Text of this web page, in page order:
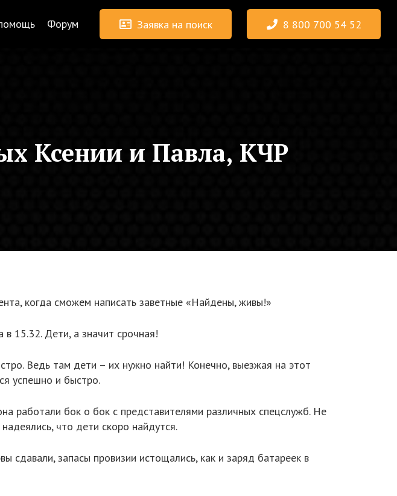
Форум Заявка на поиск 8 800 700 54 52
Ксении и Павла, КЧР
когда сможем написать заветные «Найдены, живы!»
15.32. Дети, а значит срочная!
Ведь там дети – их нужно найти! Конечно, выезжая на этот
успешно и быстро.
работали бок о бок с представителями различных спецслужб. Не
что дети скоро найдутся.
сдавали, запасы провизии истощались, как и заряд батареек в